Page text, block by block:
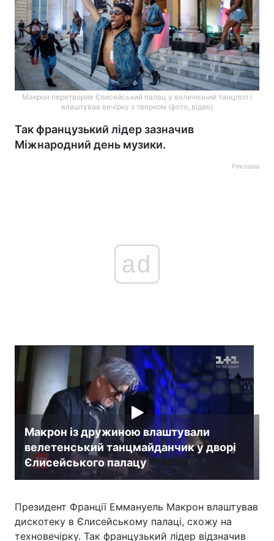
Макрон перетворив Єлисейський палац у величезний танцпол і
влаштував вечірку з тверком (фото, відео)
Так французький лідер зазначив
Міжнародний день музики.
Реклама
ad
Макрон із дружиною влаштували
велетенський танцмайданчик у дворі
Єлисейського палацу
Президент Франції Еммануель Макрон влаштував
дискотеку в Єлисейському палаці, схожу на
техновечірку. Так французький лідер відзначив